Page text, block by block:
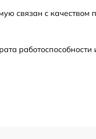
от 60 мин
связан с
работоспособности